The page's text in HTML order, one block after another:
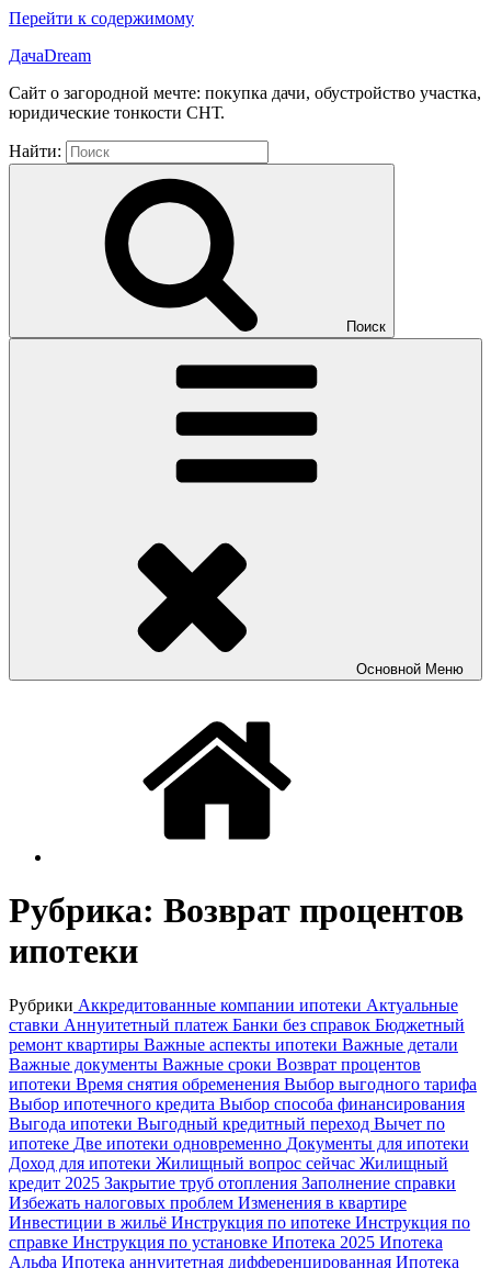
Перейти к содержимому
ДачаDream
Сайт о загородной мечте: покупка дачи, обустройство участка,
юридические тонкости СНТ.
Найти:
Поиск
Основной Меню
Рубрика: Возврат процентов
ипотеки
Рубрики Аккредитованные компании ипотеки Актуальные
ставки Аннуитетный платеж Банки без справок Бюджетный
ремонт квартиры Важные аспекты ипотеки Важные детали
Важные документы Важные сроки Возврат процентов
ипотеки Время снятия обременения Выбор выгодного тарифа
Выбор ипотечного кредита Выбор способа финансирования
Выгода ипотеки Выгодный кредитный переход Вычет по
ипотеке Две ипотеки одновременно Документы для ипотеки
Доход для ипотеки Жилищный вопрос сейчас Жилищный
кредит 2025 Закрытие труб отопления Заполнение справки
Избежать налоговых проблем Изменения в квартире
Инвестиции в жильё Инструкция по ипотеке Инструкция по
справке Инструкция по установке Ипотека 2025 Ипотека
Альфа Ипотека аннуитетная дифференцированная Ипотека